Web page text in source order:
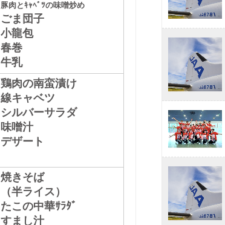
豚肉とｷｬﾍﾞﾂの味噌炒め
ごま団子
小龍包
春巻
牛乳
鶏肉の南蛮漬け
線キャベツ
シルバーサラダ
味噌汁
デザート
焼きそば
（半ライス）
たこの中華ｻﾗﾀﾞ
すまし汁